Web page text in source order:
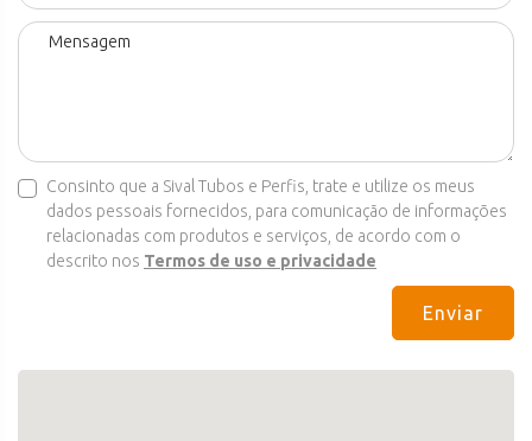
Consinto que a Sival Tubos e Perfis, trate e utilize os meus
dados pessoais fornecidos, para comunicação de informações
relacionadas com produtos e serviços, de acordo com o
descrito nos Termos de uso e privacidade
Enviar